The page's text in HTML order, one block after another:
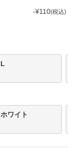
-¥110 税込
L
ホワイト